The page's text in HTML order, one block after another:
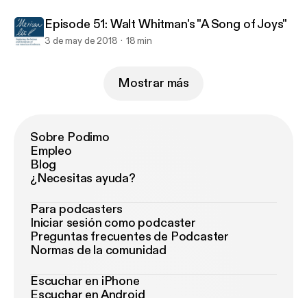
Episode 51: Walt Whitman's "A Song of Joys"
3 de may de 2018 18 min
Mostrar más
Sobre Podimo
Empleo
Blog
¿Necesitas ayuda?
Para podcasters
Iniciar sesión como podcaster
Preguntas frecuentes de Podcaster
Normas de la comunidad
Escuchar en iPhone
Escuchar en Android